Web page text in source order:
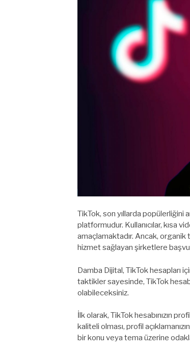
TikTok, son yıllarda popülerliğini
platformudur. Kullanıcılar, kısa
amaçlamaktadır. Ancak,
hizmet sağlayan şirketlere
Damba Dijital, TikTok hesapları
taktikler sayesinde, TikTok
olabileceksiniz.
İlk olarak, TikTok hesabınızın
kaliteli olması, profil
bir konu veya tema üzerine